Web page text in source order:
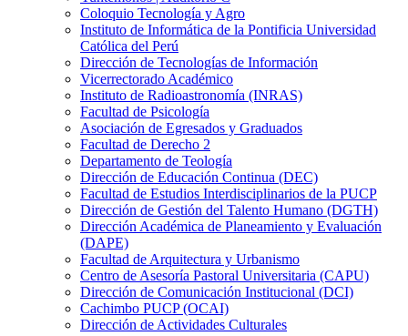
Coloquio Tecnología y Agro
Instituto de Informática de la Pontificia Universidad
Católica del Perú
Dirección de Tecnologías de Información
Vicerrectorado Académico
Instituto de Radioastronomía (INRAS)
Facultad de Psicología
Asociación de Egresados y Graduados
Facultad de Derecho 2
Departamento de Teología
Dirección de Educación Continua (DEC)
Facultad de Estudios Interdisciplinarios de la PUCP
Dirección de Gestión del Talento Humano (DGTH)
Dirección Académica de Planeamiento y Evaluación
(DAPE)
Facultad de Arquitectura y Urbanismo
Centro de Asesoría Pastoral Universitaria (CAPU)
Dirección de Comunicación Institucional (DCI)
Cachimbo PUCP (OCAI)
Dirección de Actividades Culturales